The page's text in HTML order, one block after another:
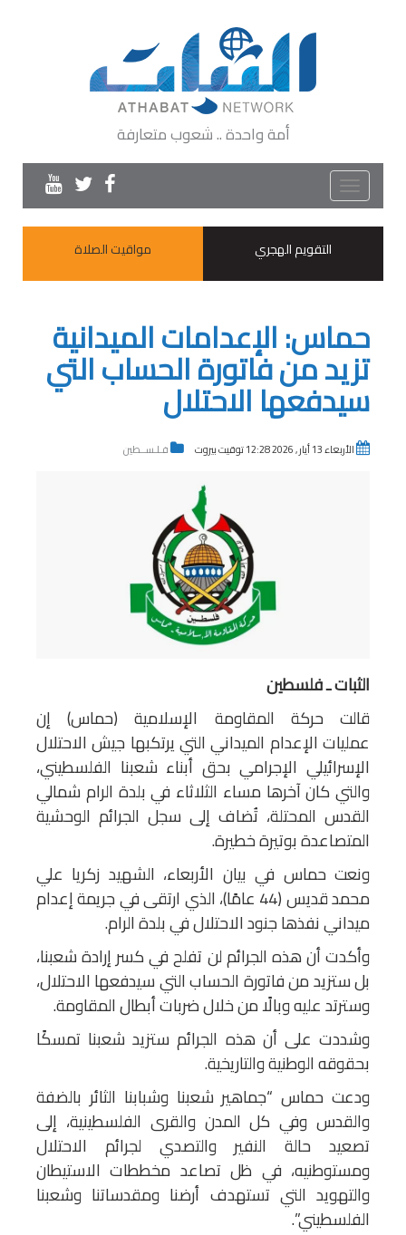
أمة واحدة .. شعوب متعارفة
Toggle
navigation
التقويم الهجري
مواقيت الصلاة
حماس: الإعدامات الميدانية
تزيد من فاتورة الحساب التي
سيدفعها الاحتلال
الأربعاء 13 أيار , 2026 12:28 توقيت بيروت فـلـســطين
الثبات ـ فلسطين
قالت حركة المقاومة الإسلامية (حماس) إن
عمليات الإعدام الميداني التي يرتكبها جيش الاحتلال
الإسرائيلي الإجرامي بحق أبناء شعبنا الفلسطيني،
والتي كان آخرها مساء الثلاثاء في بلدة الرام شمالي
القدس المحتلة، تُضاف إلى سجل الجرائم الوحشية
المتصاعدة بوتيرة خطيرة.
ونعت حماس في بيان الأربعاء، الشهيد زكريا علي
محمد قديس (44 عامًا)، الذي ارتقى في جريمة إعدام
ميداني نفذها جنود الاحتلال في بلدة الرام.
وأكدت أن هذه الجرائم لن تفلح في كسر إرادة شعبنا،
بل ستزيد من فاتورة الحساب التي سيدفعها الاحتلال،
وسترتد عليه وبالًا من خلال ضربات أبطال المقاومة.
وشددت على أن هذه الجرائم ستزيد شعبنا تمسكًا
بحقوقه الوطنية والتاريخية.
ودعت حماس “جماهير شعبنا وشبابنا الثائر بالضفة
والقدس وفي كل المدن والقرى الفلسطينية، إلى
تصعيد حالة النفير والتصدي لجرائم الاحتلال
ومستوطنيه، في ظل تصاعد مخططات الاستيطان
والتهويد التي تستهدف أرضنا ومقدساتنا وشعبنا
الفلسطيني”.